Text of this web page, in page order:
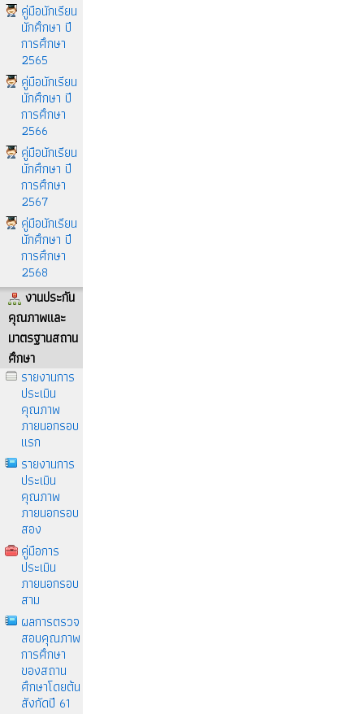
คู่มือนักเรียน
นักศึกษา ปี
การศึกษา
2565
คู่มือนักเรียน
นักศึกษา ปี
การศึกษา
2566
คู่มือนักเรียน
นักศึกษา ปี
การศึกษา
2567
คู่มือนักเรียน
นักศึกษา ปี
การศึกษา
2568
งานประกัน
คุณภาพและ
มาตรฐานสถาน
ศึกษา
รายงานการ
ประเมิน
คุณภาพ
ภายนอกรอบ
แรก
รายงานการ
ประเมิน
คุณภาพ
ภายนอกรอบ
สอง
คู่มือการ
ประเมิน
ภายนอกรอบ
สาม
ผลการตรวจ
สอบคุณภาพ
การศึกษา
ของสถาน
ศึกษาโดยต้น
สังกัดปี 61